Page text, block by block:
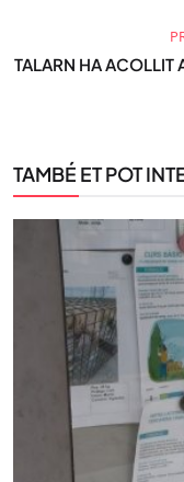
TALARN HA ACOLLIT
TAMBÉ ET POT